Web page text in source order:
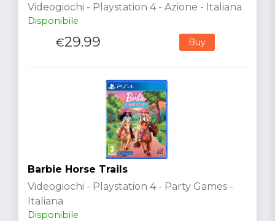
Videogiochi - Playstation 4 - Azione - Italiana
Disponibile
€29.99 Buy
Barbie Horse Trails
Videogiochi - Playstation 4 - Party Games -
Italiana
Disponibile